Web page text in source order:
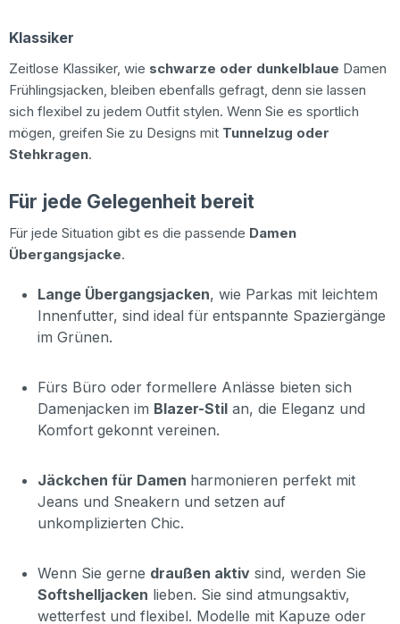
Klassiker
Zeitlose Klassiker, wie schwarze oder dunkelblaue Damen
Frühlingsjacken, bleiben ebenfalls gefragt, denn sie lassen
sich flexibel zu jedem Outfit stylen. Wenn Sie es sportlich
mögen, greifen Sie zu Designs mit Tunnelzug oder
Stehkragen.
Für jede Gelegenheit bereit
Für jede Situation gibt es die passende Damen
Übergangsjacke.
Lange Übergangsjacken, wie Parkas mit leichtem
Innenfutter, sind ideal für entspannte Spaziergänge
im Grünen.
Fürs Büro oder formellere Anlässe bieten sich
Damenjacken im Blazer-Stil an, die Eleganz und
Komfort gekonnt vereinen.
Jäckchen für Damen harmonieren perfekt mit
Jeans und Sneakern und setzen auf
unkomplizierten Chic.
Wenn Sie gerne draußen aktiv sind, werden Sie
Softshelljacken lieben. Sie sind atmungsaktiv,
wetterfest und flexibel. Modelle mit Kapuze oder